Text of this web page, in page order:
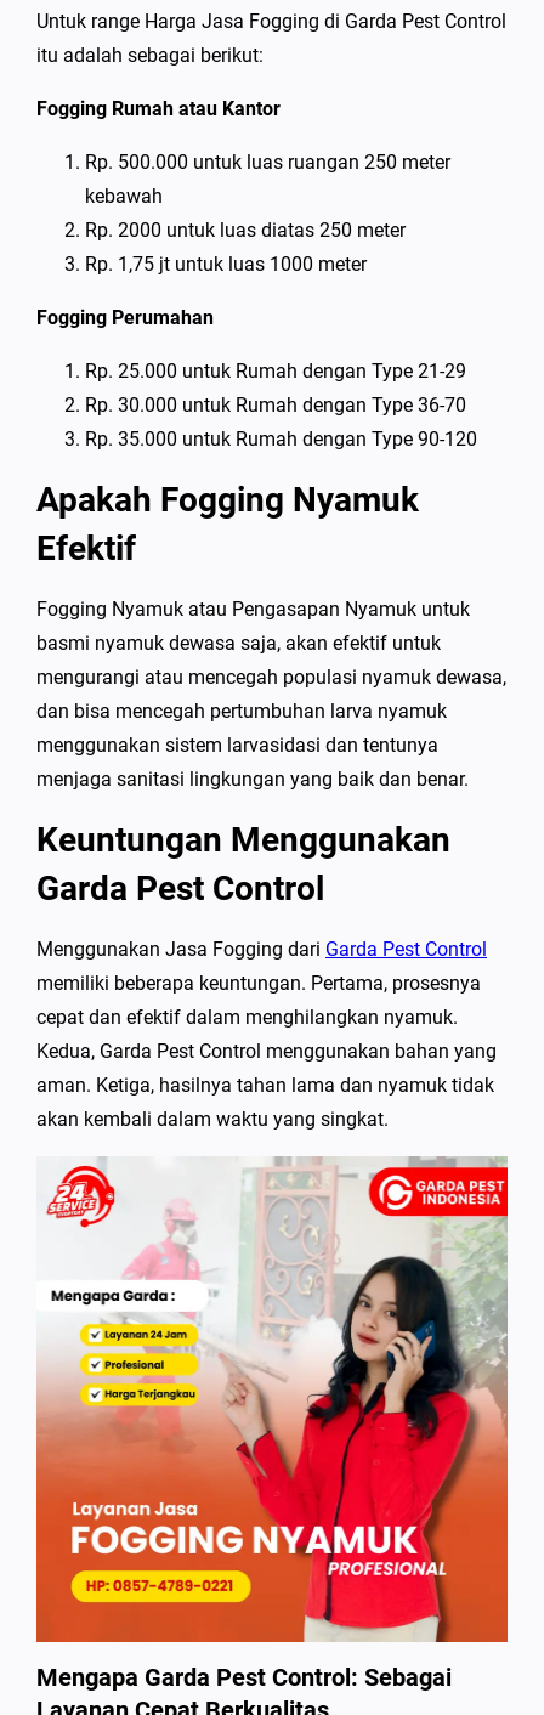
Untuk range Harga Jasa Fogging di Garda Pest Control
itu adalah sebagai berikut:
Fogging Rumah atau Kantor
Rp. 500.000 untuk luas ruangan 250 meter
kebawah
Rp. 2000 untuk luas diatas 250 meter
Rp. 1,75 jt untuk luas 1000 meter
Fogging Perumahan
Rp. 25.000 untuk Rumah dengan Type 21-29
Rp. 30.000 untuk Rumah dengan Type 36-70
Rp. 35.000 untuk Rumah dengan Type 90-120
Apakah Fogging Nyamuk
Efektif
Fogging Nyamuk atau Pengasapan Nyamuk untuk
basmi nyamuk dewasa saja, akan efektif untuk
mengurangi atau mencegah populasi nyamuk dewasa,
dan bisa mencegah pertumbuhan larva nyamuk
menggunakan sistem larvasidasi dan tentunya
menjaga sanitasi lingkungan yang baik dan benar.
Keuntungan Menggunakan
Garda Pest Control
Menggunakan Jasa Fogging dari Garda Pest Control
memiliki beberapa keuntungan. Pertama, prosesnya
cepat dan efektif dalam menghilangkan nyamuk.
Kedua, Garda Pest Control menggunakan bahan yang
aman. Ketiga, hasilnya tahan lama dan nyamuk tidak
akan kembali dalam waktu yang singkat.
Mengapa Garda Pest Control: Sebagai